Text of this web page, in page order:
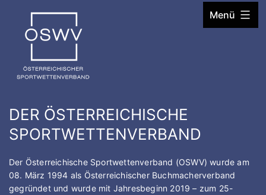
springen
Menü
DER ÖSTERREICHISCHE
SPORTWETTENVERBAND
Der Österreichische Sportwettenverband (OSWV) wurde am
08. März 1994 als Österreichischer Buchmacherverband
gegründet und wurde mit Jahresbeginn 2019 – zum 25-